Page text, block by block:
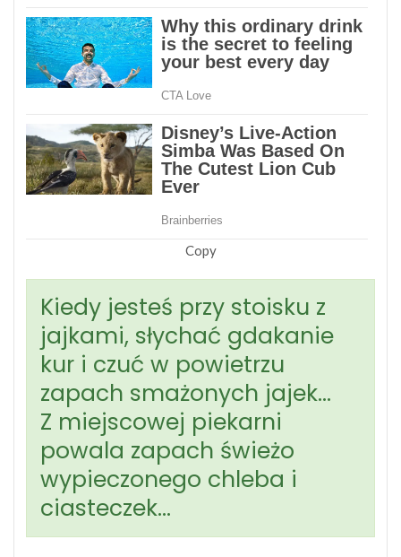
Copy
Kiedy jesteś przy stoisku z
jajkami, słychać gdakanie
kur i czuć w powietrzu
zapach smażonych jajek…
Z miejscowej piekarni
powala zapach świeżo
wypieczonego chleba i
ciasteczek…